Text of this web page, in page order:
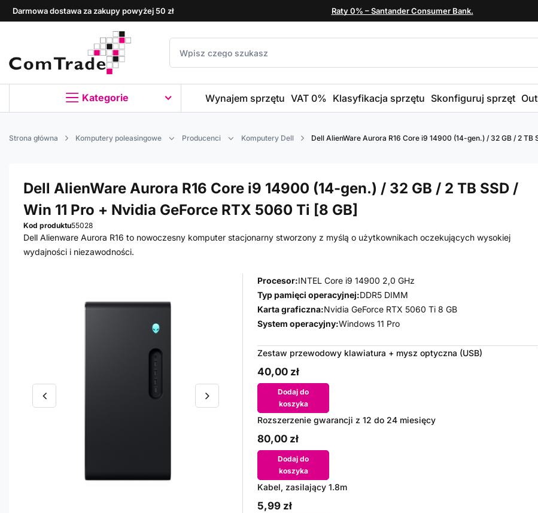
Darmowa dostawa za zakupy powyżej 50 zł Raty 0% – Santander Consumer Bank.
Kategorie Wynajem sprzętu VAT 0% Klasyfikacja sprzętu Skonfiguruj sprzęt
Strona główna Komputery poleasingowe Producenci Komputery Dell Dell AlienWare Aurora R16 Core i9 14900 (14-gen.) / 32 GB / 2 TB
Dell AlienWare Aurora R16 Core i9 14900 (14-gen.) / 32 GB / 2 TB SSD /
Win 11 Pro + Nvidia GeForce RTX 5060 Ti [8 GB]
Kod produktu55028
Dell Alienware Aurora R16 to nowoczesny komputer stacjonarny stworzony z myślą o użytkownikach oczekujących wysokiej
wydajności i niezawodności.
Procesor:INTEL Core i9 14900 2,0 GHz
Typ pamięci operacyjnej:DDR5 DIMM
Karta graficzna:Nvidia GeForce RTX 5060 Ti 8 GB
System operacyjny:Windows 11 Pro
Zestaw przewodowy klawiatura + mysz optyczna (USB)
40,00 zł
Dodaj do
koszyka
Rozszerzenie gwarancji z 12 do 24 miesięcy
80,00 zł
Dodaj do
koszyka
Kabel, zasilający 1.8m
5,99 zł